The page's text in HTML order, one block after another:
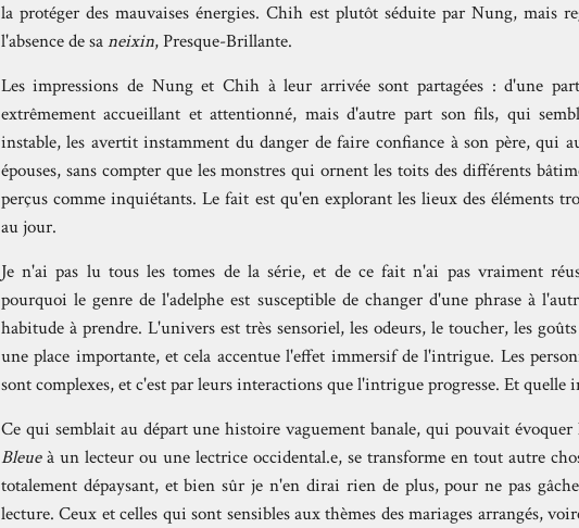
la protéger des mauvaises énergies. Chih est plutôt séduite par Nung, mais
l'absence de saneixin, Presque-Brillante.
Les impressions de Nung et Chih à leur arrivée sont partagées : d'une
extrêmement accueillant et attentionné, mais d'autre part son fils, qui
instable, les avertit instamment du danger de faire confiance à son père, qui
épouses, sans compter que les monstres qui ornent les toits des différents
perçus comme inquiétants. Le fait est qu'en explorant les lieux des éléments
au jour.
Je n'ai pas lu tous les tomes de la série, et de ce fait n'ai pas vraiment
pourquoi le genre de l'adelphe est susceptible de changer d'une phrase à
habitude à prendre. L'univers est très sensoriel, les odeurs, le toucher, les
une place importante, et cela accentue l'effet immersif de l'intrigue. Les
sont complexes, et c'est par leurs interactions que l'intrigue progresse. Et quelle
Ce qui semblait au départ une histoire vaguement banale, qui pouvait évoquer
Bleueà un lecteur ou une lectrice occidental.e, se transforme en tout autre
totalement dépaysant, et bien sûr je n'en dirai rien de plus, pour ne pas
lecture. Ceux et celles qui sont sensibles aux thèmes des mariages arrangés,